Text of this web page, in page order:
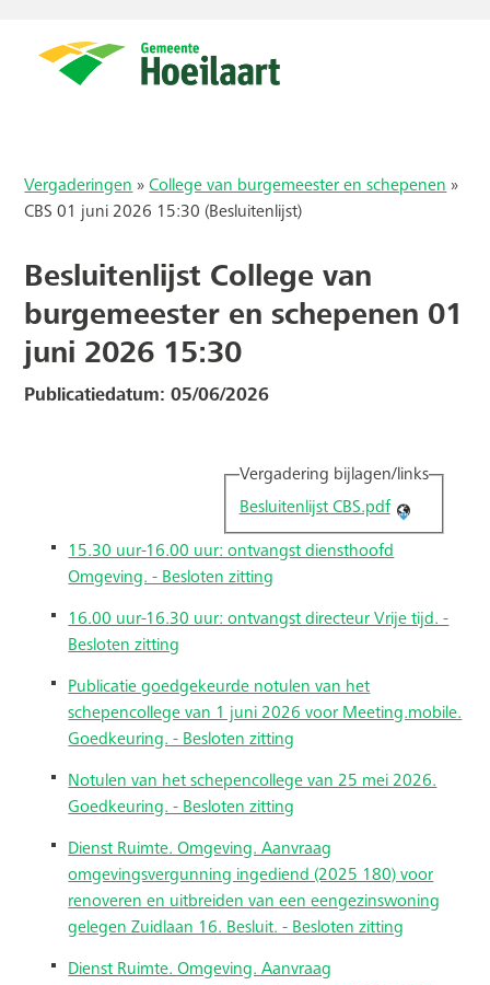
Vergaderingen »College van burgemeester en schepenen »
CBS 01 juni 2026 15:30 (Besluitenlijst)
Besluitenlijst College van
burgemeester en schepenen 01
juni 2026 15:30
Publicatiedatum: 05/06/2026
Vergadering bijlagen/links
Besluitenlijst CBS.pdf
15.30 uur-16.00 uur: ontvangst diensthoofd
Omgeving. - Besloten zitting
16.00 uur-16.30 uur: ontvangst directeur Vrije tijd. -
Besloten zitting
Publicatie goedgekeurde notulen van het
schepencollege van 1 juni 2026 voor Meeting.mobile.
Goedkeuring. - Besloten zitting
Notulen van het schepencollege van 25 mei 2026.
Goedkeuring. - Besloten zitting
Dienst Ruimte. Omgeving. Aanvraag
omgevingsvergunning ingediend (2025 180) voor
renoveren en uitbreiden van een eengezinswoning
gelegen Zuidlaan 16. Besluit. - Besloten zitting
Dienst Ruimte. Omgeving. Aanvraag